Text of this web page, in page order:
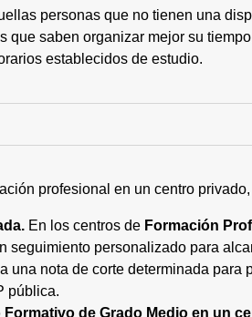
personas que no tienen una
que saben organizar mejor su
establecidos de estudio.
profesional en un centro
En los centros de Formación
seguimiento personalizado para
una nota de corte determinada para
pública.
Formativo de Grado Medio en un